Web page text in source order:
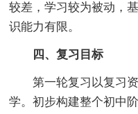
较差，学习较为被动，
识能力有限。
四、复习目标
第一轮复习以复习
学。初步构建整个初中